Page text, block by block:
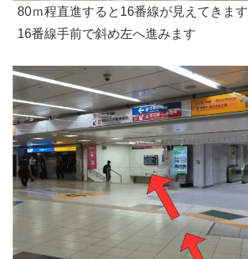
80ｍ程直進すると16番線が見えてきます
16番線手前で斜め左へ進みます